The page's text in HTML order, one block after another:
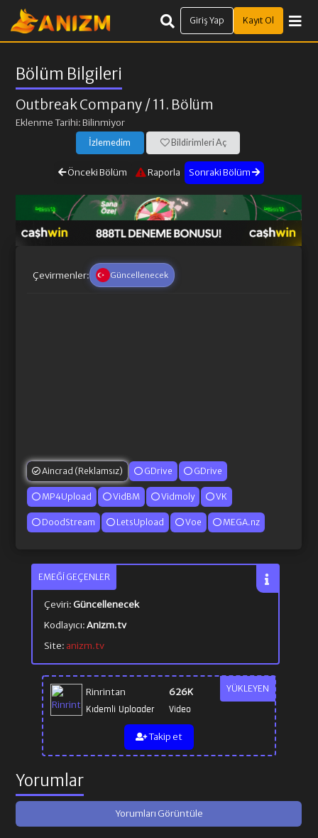
Giriş Yap Kayıt Ol
Bölüm Bilgileri
Outbreak Company / 11. Bölüm
Eklenme Tarihi: Bilinmiyor
İzlemedim Bildirimleri Aç
Önceki Bölüm Raporla Sonraki Bölüm
Çevirmenler: Güncellenecek
Aincrad (Reklamsız) GDrive GDrive
MP4Upload VidBM Vidmoly VK
DoodStream LetsUpload Voe MEGA.nz
YÜKLEYEN
Rinrintan
Kıdemli Uploader
626K
Video
Takip et
EMEĞI GEÇENLER
Çeviri: Güncellenecek
Kodlayıcı:Anizm.tv
Site: anizm.tv
Yorumlar
Yorumları Görüntüle